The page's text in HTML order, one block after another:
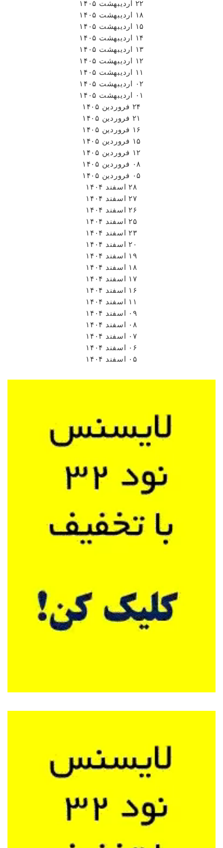
۲۲ اردیبهشت ۱۴۰۵
۱۸ اردیبهشت ۱۴۰۵
۱۵ اردیبهشت ۱۴۰۵
۱۴ اردیبهشت ۱۴۰۵
۱۳ اردیبهشت ۱۴۰۵
۱۲ اردیبهشت ۱۴۰۵
۱۱ اردیبهشت ۱۴۰۵
۰۲ اردیبهشت ۱۴۰۵
۰۱ اردیبهشت ۱۴۰۵
۲۴ فروردین ۱۴۰۵
۲۱ فروردین ۱۴۰۵
۱۶ فروردین ۱۴۰۵
۱۵ فروردین ۱۴۰۵
۱۲ فروردین ۱۴۰۵
۰۸ فروردین ۱۴۰۵
۰۵ فروردین ۱۴۰۵
۲۸ اسفند ۱۴۰۴
۲۷ اسفند ۱۴۰۴
۲۶ اسفند ۱۴۰۴
۲۵ اسفند ۱۴۰۴
۲۳ اسفند ۱۴۰۴
۲۰ اسفند ۱۴۰۴
۱۹ اسفند ۱۴۰۴
۱۸ اسفند ۱۴۰۴
۱۷ اسفند ۱۴۰۴
۱۶ اسفند ۱۴۰۴
۱۱ اسفند ۱۴۰۴
۰۹ اسفند ۱۴۰۴
۰۸ اسفند ۱۴۰۴
۰۷ اسفند ۱۴۰۴
۰۶ اسفند ۱۴۰۴
۰۵ اسفند ۱۴۰۴